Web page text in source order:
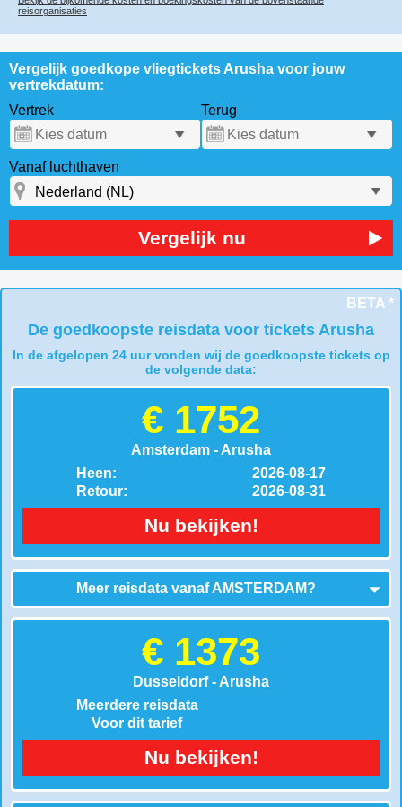
reisorganisaties
Vergelijk goedkope vliegtickets Arusha voor jouw
vertrekdatum:
Vertrek
Terug
Vanaf luchthaven
Vergelijk nu
BETA *
De goedkoopste reisdata voor tickets Arusha
In de afgelopen 24 uur vonden wij de goedkoopste tickets op
de volgende data:
€ 1752
Amsterdam - Arusha
Heen:
Retour:
2026-08-17
2026-08-31
Nu bekijken!
Meer reisdata vanafAMSTERDAM?
€ 1373
Dusseldorf - Arusha
Meerdere reisdata
Voor dit tarief
Nu bekijken!